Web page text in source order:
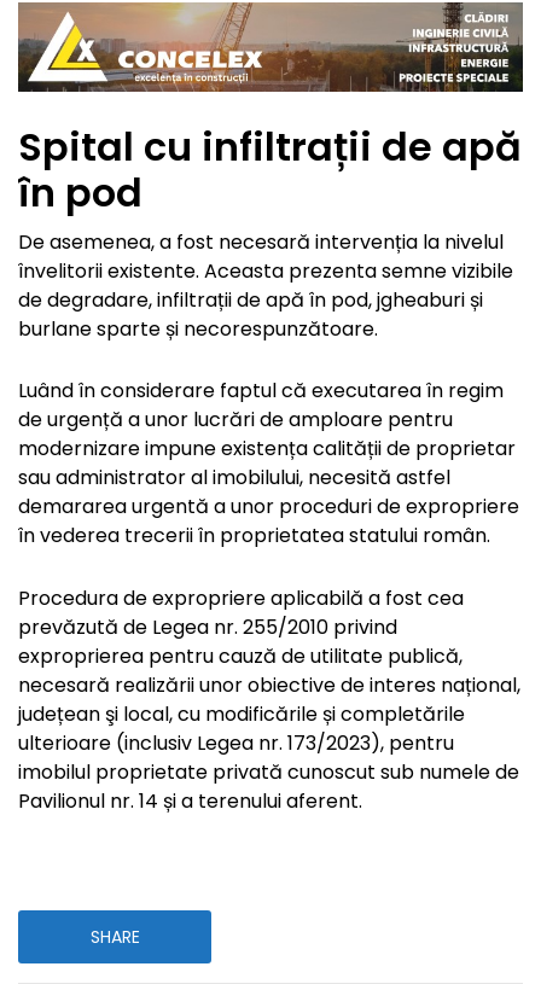
Spital cu infiltrații de apă
în pod
De asemenea, a fost necesară intervenția la nivelul
învelitorii existente. Aceasta prezenta semne vizibile
de degradare, infiltrații de apă în pod, jgheaburi și
burlane sparte și necorespunzătoare.
Luând în considerare faptul că executarea în regim
de urgență a unor lucrări de amploare pentru
modernizare impune existența calității de proprietar
sau administrator al imobilului, necesită astfel
demararea urgentă a unor proceduri de expropriere
în vederea trecerii în proprietatea statului român.
Procedura de expropriere aplicabilă a fost cea
prevăzută de Legea nr. 255/2010 privind
exproprierea pentru cauză de utilitate publică,
necesară realizării unor obiective de interes național,
județean şi local, cu modificările și completările
ulterioare (inclusiv Legea nr. 173/2023), pentru
imobilul proprietate privată cunoscut sub numele de
Pavilionul nr. 14 și a terenului aferent.
SHARE